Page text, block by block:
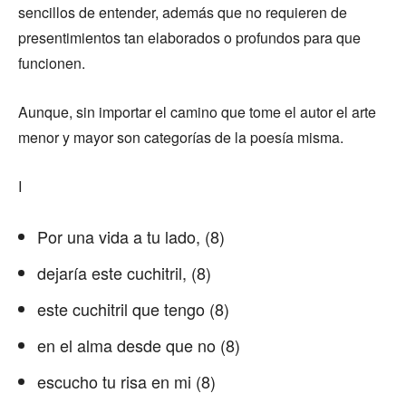
sencillos de entender, además que no requieren de
presentimientos tan elaborados o profundos para que
funcionen.
Aunque, sin importar el camino que tome el autor el arte
menor y mayor son categorías de la poesía misma.
I
Por una vida a tu lado, (8)
dejaría este cuchitril, (8)
este cuchitril que tengo (8)
en el alma desde que no (8)
escucho tu risa en mi (8)